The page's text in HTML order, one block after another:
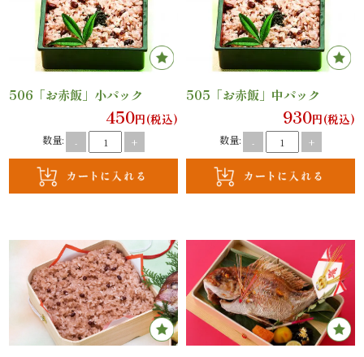
ら
選
事・
法
慶
事・
お
506「お赤飯」小パック
450円(税込)
数量: - +
505「お赤飯」中パック
930円(税込)
数量: - +